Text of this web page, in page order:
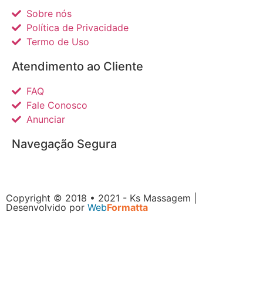
Sobre nós
Política de Privacidade
Termo de Uso
Atendimento ao Cliente
FAQ
Fale Conosco
Anunciar
Navegação Segura
Copyright © 2018 • 2021 - Ks Massagem |
Desenvolvido por WebFormatta